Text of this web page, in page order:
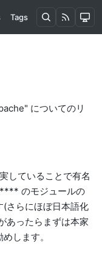
Tags
についてのリ
していることで有名
のモジュールの
さらにほぼ日本語化
あったらまずは本家
します。